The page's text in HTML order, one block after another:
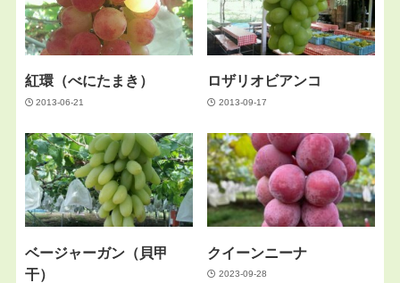
紅環（べにたまき）
2013-06-21
ロザリオビアンコ
2013-09-17
ベージャーガン（貝甲
干）
クイーンニーナ
2023-09-28